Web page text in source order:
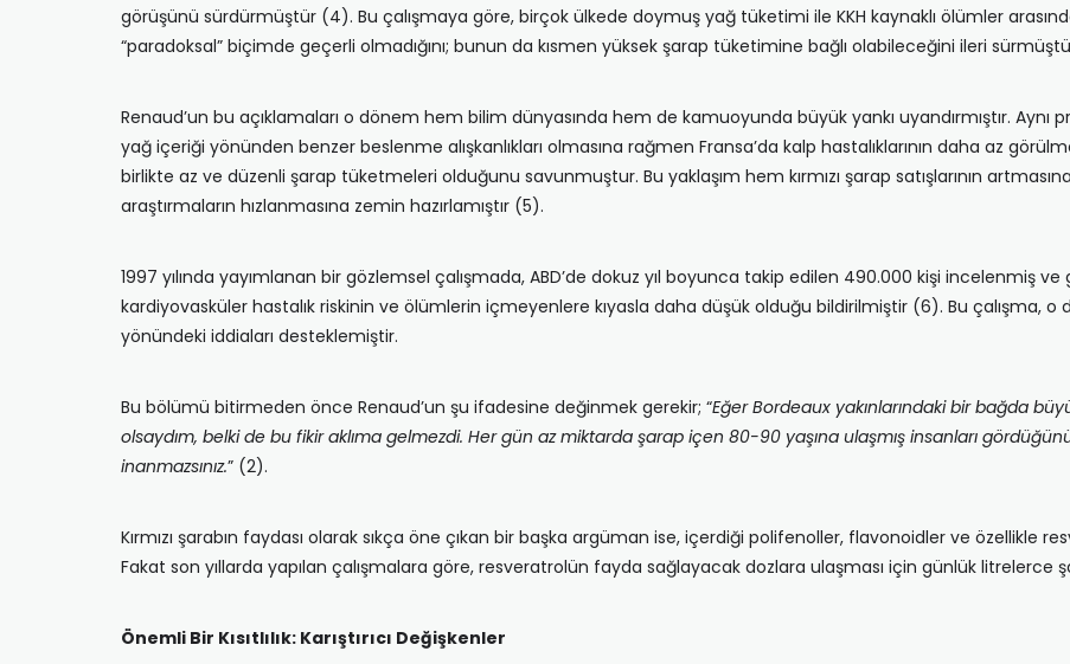
görüşünü sürdürmüştür (4). Bu çalışmaya göre, birçok ülkede doymuş yağ tüketimi ile KKH kaynaklı ölümler
“paradoksal” biçimde geçerli olmadığını; bunun da kısmen yüksek şarap tüketimine bağlı olabileceğini ileri
Renaud’un bu açıklamaları o dönem hem bilim dünyasında hem de kamuoyunda büyük yankı uyandırmıştır. Aynı
yağ içeriği yönünden benzer beslenme alışkanlıkları olmasına rağmen Fransa’da kalp hastalıklarının daha az
birlikte az ve düzenli şarap tüketmeleri olduğunu savunmuştur. Bu yaklaşım hem kırmızı şarap satışlarının
araştırmaların hızlanmasına zemin hazırlamıştır (5).
1997 yılında yayımlanan bir gözlemsel çalışmada, ABD’de dokuz yıl boyunca takip edilen 490.000 kişi incelenmiş
kardiyovasküler hastalık riskinin ve ölümlerin içmeyenlere kıyasla daha düşük olduğu bildirilmiştir (6). Bu çalışma,
yönündeki iddiaları desteklemiştir.
Bu bölümü bitirmeden önce Renaud’un şu ifadesine değinmek gerekir; “Eğer Bordeaux yakınlarındaki bir bağda
olsaydım, belki de bu fikir aklıma gelmezdi. Her gün az miktarda şarap içen 80-90 yaşına ulaşmış insanları
inanmazsınız.” (2).
Kırmızı şarabın faydası olarak sıkça öne çıkan bir başka argüman ise, içerdiği polifenoller, flavonoidler ve özellikle
Fakat son yıllarda yapılan çalışmalara göre, resveratrolün fayda sağlayacak dozlara ulaşması için günlük
Önemli Bir Kısıtlılık: Karıştırıcı Değişkenler